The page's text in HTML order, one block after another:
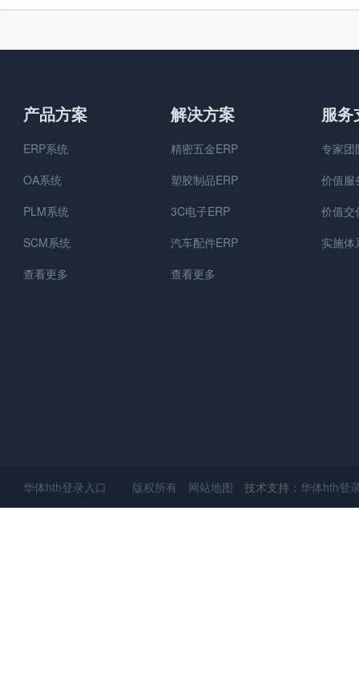
产品方案
ERP系统
OA系统
PLM系统
SCM系统
查看更多
解决方案
精密五金ERP
塑胶制品ERP
3C电子ERP
汽车配件ERP
查看更多
服务
专家团
价值服
价值交
实施体
华体hth登录入口 版权所有 网站地图 技术支持：华体hth登